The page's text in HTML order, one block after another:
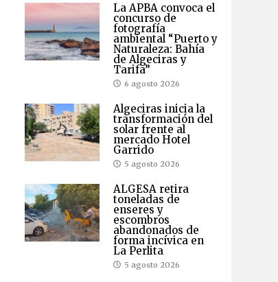
La APBA convoca el
concurso de
fotografía
ambiental “Puerto y
Naturaleza: Bahía
de Algeciras y
Tarifa”
6 agosto 2026
Algeciras inicia la
transformación del
solar frente al
mercado Hotel
Garrido
5 agosto 2026
ALGESA retira
toneladas de
enseres y
escombros
abandonados de
forma incívica en
La Perlita
5 agosto 2026